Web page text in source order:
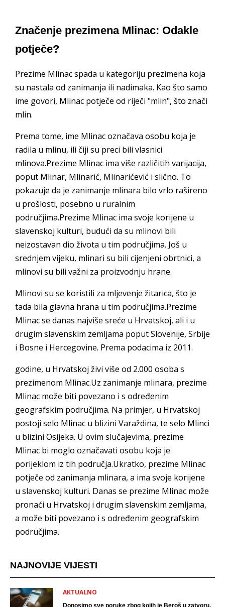
Značenje prezimena Mlinac: Odakle
potječe?
Prezime Mlinac spada u kategoriju prezimena koja
su nastala od zanimanja ili nadimaka. Kao što samo
ime govori, Mlinac potječe od riječi "mlin", što znači
mlin.
Prema tome, ime Mlinac označava osobu koja je
radila u mlinu, ili čiji su preci bili vlasnici
mlinova.Prezime Mlinac ima više različitih varijacija,
poput Mlinar, Mlinarić, Mlinarićević i slično. To
pokazuje da je zanimanje mlinara bilo vrlo rašireno
u prošlosti, posebno u ruralnim
područjima.Prezime Mlinac ima svoje korijene u
slavenskoj kulturi, budući da su mlinovi bili
neizostavan dio života u tim područjima. Još u
srednjem vijeku, mlinari su bili cijenjeni obrtnici, a
mlinovi su bili važni za proizvodnju hrane.
Mlinovi su se koristili za mljevenje žitarica, što je
tada bila glavna hrana u tim područjima.Prezime
Mlinac se danas najviše sreće u Hrvatskoj, ali i u
drugim slavenskim zemljama poput Slovenije, Srbije
i Bosne i Hercegovine. Prema podacima iz 2011.
godine, u Hrvatskoj živi više od 2.000 osoba s
prezimenom Mlinac.Uz zanimanje mlinara, prezime
Mlinac može biti povezano i s određenim
geografskim područjima. Na primjer, u Hrvatskoj
postoji selo Mlinac u blizini Varaždina, te selo Mlinci
u blizini Osijeka. U ovim slučajevima, prezime
Mlinac bi moglo označavati osobu koja je
porijeklom iz tih područja.Ukratko, prezime Mlinac
potječe od zanimanja mlinara, a ima svoje korijene
u slavenskoj kulturi. Danas se prezime Mlinac može
pronaći u Hrvatskoj i drugim slavenskim zemljama,
a može biti povezano i s određenim geografskim
područjima.
NAJNOVIJE VIJESTI
AKTUALNO
Donosimo sve poruke zbog kojih je Beroš u zatvoru.